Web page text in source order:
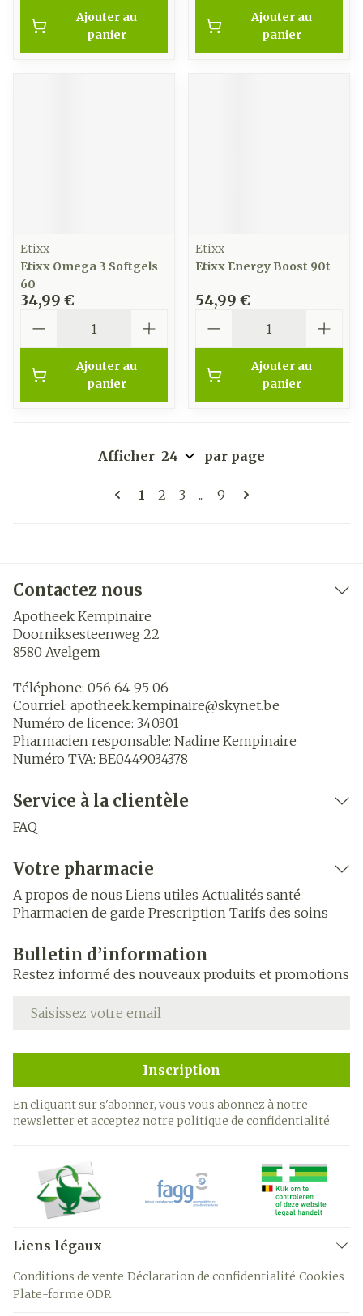
Ajouter au
panier
Ajouter au
panier
Etixx
Etixx Omega 3 Softgels
60
34,99 €
Ajouter au
panier
Etixx
Etixx Energy Boost 90t
54,99 €
Ajouter au
panier
Pages
Vous lisez actuellement la page
1 Page
2 Page
3 ... Page
9
Afficher par page
Contactez nous
Apotheek Kempinaire
Doorniksesteenweg 22
8580 Avelgem
Téléphone: 056 64 95 06
Courriel: apotheek.kempinaire@skynet.be
Numéro de licence: 340301
Pharmacien responsable: Nadine Kempinaire
Numéro TVA: BE0449034378
Service à la clientèle
FAQ
Votre pharmacie
A propos de nous Liens utiles Actualités santé
Pharmacien de garde Prescription Tarifs des soins
Bulletin d’information
Restez informé des nouveaux produits et promotions
Adresse mail
Inscription
En cliquant sur s'abonner, vous vous abonnez à notre
newsletter et acceptez notre politique de confidentialité.
Liens légaux
Conditions de vente Déclaration de confidentialité Cookies
Plate-forme ODR